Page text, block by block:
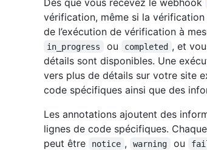
vérification, même si la vérification
de l’exécution de vérification à
in_progress ou completed , et
détails sont disponibles. Une
vers plus de détails sur votre site
code spécifiques ainsi que des
Les annotations ajoutent des
lignes de code spécifiques.
peut être
notice , warning ou